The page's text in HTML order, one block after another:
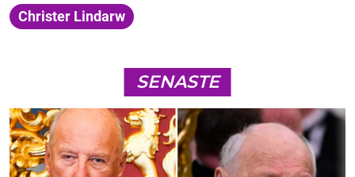
Christer Lindarw
SENASTE